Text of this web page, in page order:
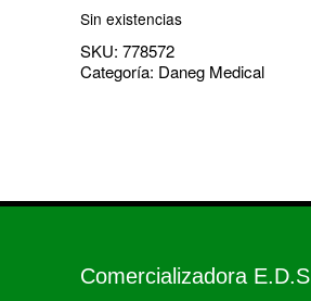
Sin existencias
SKU: 778572
Categoría: Daneg Medical
Comercializadora